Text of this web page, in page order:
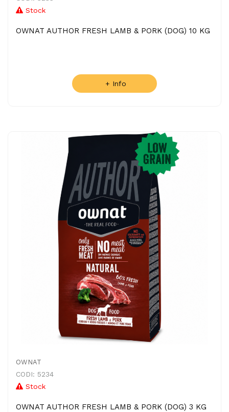
Stock
OWNAT AUTHOR FRESH LAMB & PORK (DOG) 10 KG
+ Info
OWNAT
CODI: 5234
Stock
OWNAT AUTHOR FRESH LAMB & PORK (DOG) 3 KG